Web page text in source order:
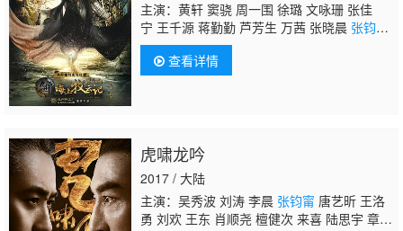
主演：黄轩 窦骁 周一围 徐璐 文咏珊 张佳
宁 王千源 蒋勤勤 芦芳生 万茜 张晓晨 张钧
甯李念 杜淳 俞灏明 彭冠英 孙坚 曹卫宇 阚清
子 浩歌 蒋毅 冯嘉怡 霍政谚 赵魏 陈炳强 蔡
鹭 高叶 何杜娟 李心艾 李子峰 热依扎 王思
查看详情
虎啸龙吟
2017 / 大陆
主演：吴秀波 刘涛 李晨 张钧甯 唐艺昕 王洛
勇 刘欢 王东 肖顺尧 檀健次 来喜 陆思宇 章